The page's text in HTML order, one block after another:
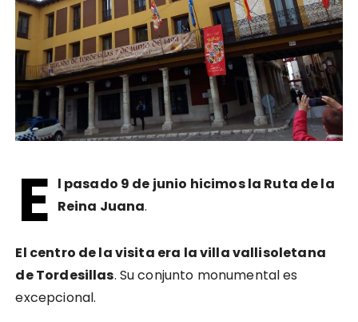
E l pasado 9 de junio hicimos la Ruta de la
Reina Juana.
El centro de la visita era la villa vallisoletana
de Tordesillas. Su conjunto monumental es
excepcional.